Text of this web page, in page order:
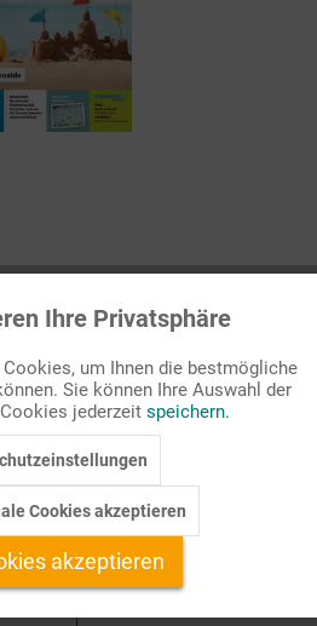
Englischunterricht.
Aktiv
Inaktiv
Inaktiv
Ihre Privatsphäre
um Ihnen die bestmögliche
Sie können Ihre Auswahl der
jederzeit speichern.
Cookies akzeptieren
akzeptieren